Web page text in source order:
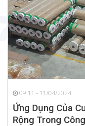
09:11 - 11/04/2024
Ứng Dụng Của
Rộng Trong